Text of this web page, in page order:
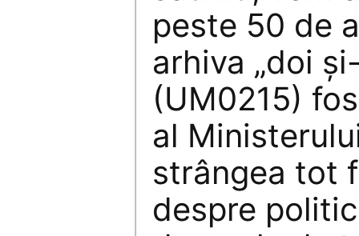
peste 50 de
arhiva „doi
(UM0215)
al
strângea tot
despre